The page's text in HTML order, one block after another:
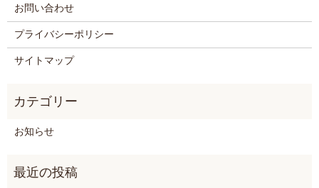
お問い合わせ
プライバシーポリシー
サイトマップ
お知らせ